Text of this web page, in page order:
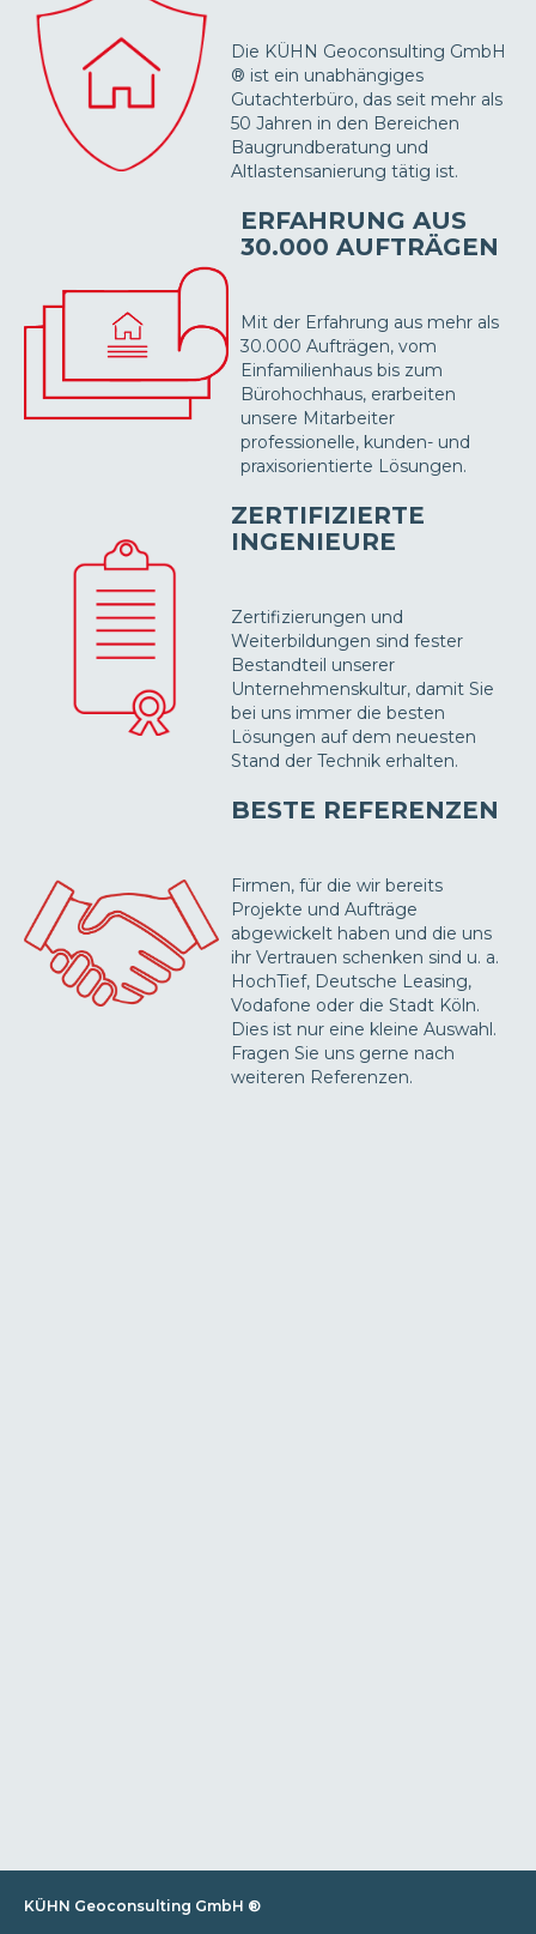
Die KÜHN Geoconsulting GmbH
® ist ein unabhängiges
Gutachterbüro, das seit mehr als
50 Jahren in den Bereichen
Baugrundberatung und
Altlastensanierung tätig ist.
ERFAHRUNG AUS
30.000 AUFTRÄGEN
Mit der Erfahrung aus mehr als
30.000 Aufträgen, vom
Einfamilienhaus bis zum
Bürohochhaus, erarbeiten
unsere Mitarbeiter
professionelle, kunden- und
praxisorientierte Lösungen.
ZERTIFIZIERTE
INGENIEURE
Zertifizierungen und
Weiterbildungen sind fester
Bestandteil unserer
Unternehmenskultur, damit Sie
bei uns immer die besten
Lösungen auf dem neuesten
Stand der Technik erhalten.
BESTE REFERENZEN
Firmen, für die wir bereits
Projekte und Aufträge
abgewickelt haben und die uns
ihr Vertrauen schenken sind u. a.
HochTief, Deutsche Leasing,
Vodafone oder die Stadt Köln.
Dies ist nur eine kleine Auswahl.
Fragen Sie uns gerne nach
weiteren Referenzen.
KÜHN Geoconsulting GmbH ®